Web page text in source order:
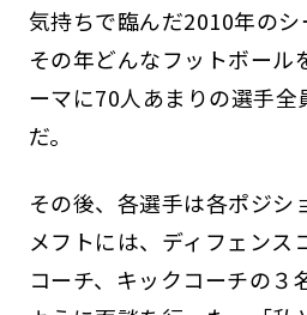
気持ちで臨んだ2010年のシ
その年どんなフットボール
ーマに70人あまりの選手全
だ。
その後、各選手は各ポジ
メフトには、ディフェンス
コーチ、キックコーチの３